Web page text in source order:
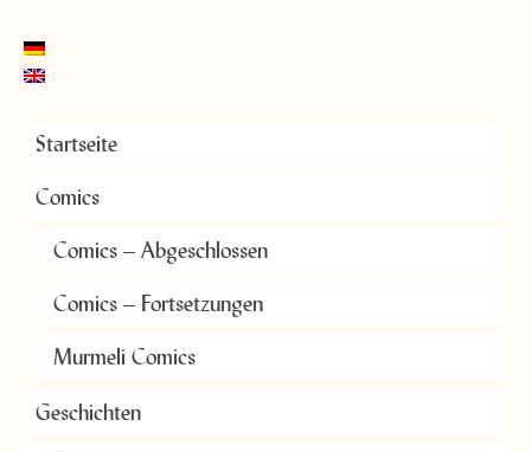
Startseite
Comics
Comics – Abgeschlossen
Comics – Fortsetzungen
Murmeli Comics
Geschichten